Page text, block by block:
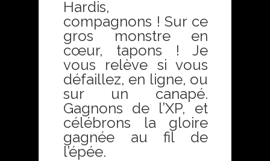
Hardis,
compagnons ! Sur ce
gros monstre en
cœur, tapons ! Je
vous relève si vous
défaillez, en ligne, ou
sur un canapé.
Gagnons de l’XP, et
célébrons la gloire
gagnée au fil de
l’épée.